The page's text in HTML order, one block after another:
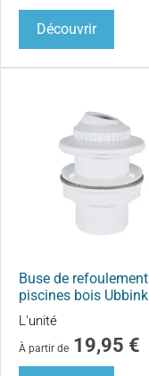
Découvrir
Buse de refoulement
piscines bois Ubbink
L'unité
À partir de 19,95 €